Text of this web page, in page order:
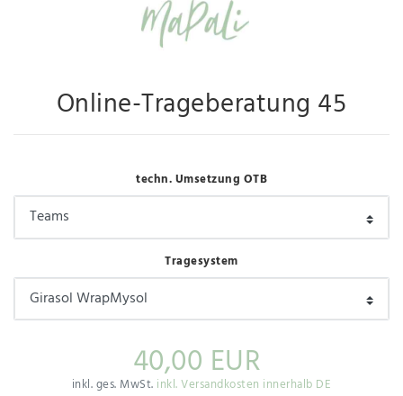
Online-Trageberatung 45
techn. Umsetzung OTB
Tragesystem
40,00 EUR
inkl. ges. MwSt. inkl. Versandkosten innerhalb DE